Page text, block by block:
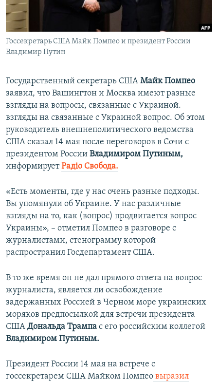
ПОБЕДИТЕЛЕЙ НЕ СУДЯТ?
КРЫМ.НЕПОКОРЕННЫЙ
ELIFBE
ПРИСОЕДИНЯЙТЕСЬ!
Госсекретарь США Майк Помпео и президент России
Владимир Путин
Государственный секретарь США Майк Помпео
заявил, что Вашингтон и Москва имеют разные
взгляды на вопросы, связанные с Украиной.
взгляды на связанные с Украиной вопрос. Об этом
руководитель внешнеполитического ведомства
США сказал 14 мая после переговоров в Сочи с
президентом России Владимиром Путиным,
информируетРадіо Свобода.
«Есть моменты, где у нас очень разные подходы.
Вы упомянули об Украине. У нас различные
взгляды на то, как (вопрос) продвигается вопрос
Украины», – отметил Помпео в разговоре с
журналистами, стенограмму которой
распространил Госдепартамент США.
В то же время он не дал прямого ответа на вопрос
журналиста, является ли освобождение
задержанных Россией в Черном море украинских
моряков предпосылкой для встречи президента
США Дональда Трампа с его российским коллегой
Владимиром Путиным.
Президент России 14 мая на встрече с
госсекретарем США Майком Помпео выразил